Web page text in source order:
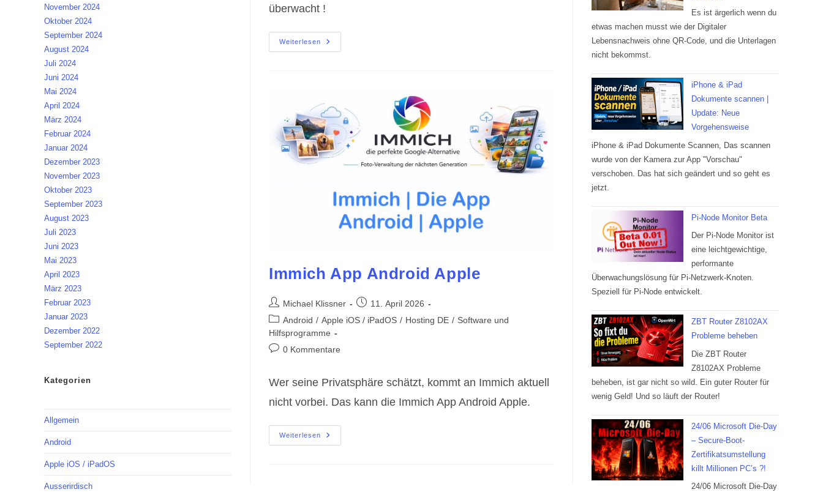
überwacht !
Weiterlesen
Das
Ende
Immich App Android Apple
Beitrags-
Autor:
Michael Klissner
Beitrag
veröffentlicht:
11. April 2026
Beitrags-
Kategorie:
Android / Apple iOS / iPadOS / Hosting DE / Software und
Hilfsprogramme
Beitrags-
0 Kommentare
Wer seine Privatsphäre schätzt, kommt an Immich aktuell
nicht vorbei. Das kann die Immich App Android Apple.
Weiterlesen
Immich
App
November 2024
Oktober 2024
September 2024
August 2024
Juli 2024
Juni 2024
Mai 2024
April 2024
März 2024
Februar 2024
Januar 2024
Dezember 2023
November 2023
Oktober 2023
September 2023
August 2023
Juli 2023
Juni 2023
Mai 2023
April 2023
März 2023
Februar 2023
Januar 2023
Dezember 2022
September 2022
Kategorien
Allgemein
Android
Apple iOS / iPadOS
Ausserirdisch
Es ist ärgerlich wenn du
etwas machen musst wie der Digitaler
Lebensnachweis ohne QR-Code, und die Unterlagen
nicht bekommst.
iPhone & iPad
Dokumente scannen |
Update: Neue
Vorgehensweise
iPhone & iPad Dokumente Scannen, Das scannen
wurde von der Kamera zur App "Vorschau"
verschoben. Das hat sich geändert und so geht es
jetzt.
Pi-Node Monitor Beta
Der Pi-Node Monitor ist
eine leichtgewichtige,
performante
Überwachungslösung für Pi-Netzwerk-Knoten.
Speziell für Pi-Node entwickelt.
ZBT Router Z8102AX
Probleme beheben
Die ZBT Router
Z8102AX Probleme
beheben, ist gar nicht so wild. Ein guter Router für
wenig Geld! Und so läuft der Router!
24/06 Microsoft Die-Day
– Secure-Boot-
Zertifikatsumstellung
killt Millionen PC’s ?!
24/06 Microsoft Die-Day